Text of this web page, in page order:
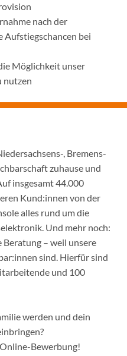
nach der
Aufstiegschancen bei
Möglichkeit unser
nutzen
, Bremens-
zuhause und
insgesamt 44.000
Kund:innen von der
alles rund um die
Und mehr noch:
Beratung – weil unsere
sind. Hierfür sind
und 100
werden und dein
Bewerbung!